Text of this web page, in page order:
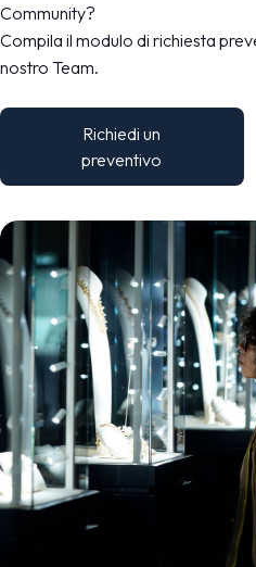
AREA RISERVATA
person
Community?
Compila il modulo di richiesta
nostro Team.
Richiedi un
preventivo